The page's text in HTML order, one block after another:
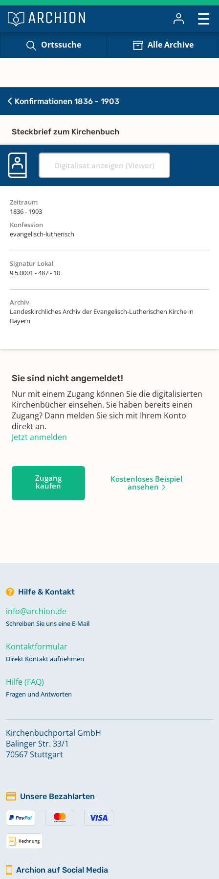
Ortssuche Alle Archive
Konfirmationen 1836 - 1903
Steckbrief zum Kirchenbuch
Digitalisat anzeigen (Viewer)
Zeitraum
1836 - 1903
Konfession
evangelisch-lutherisch
Signatur Lokal
9.5.0001 - 487 - 10
Archiv
Landeskirchliches Archiv der Evangelisch-Lutherischen Kirche in
Bayern
Sie sind nicht angemeldet!
Nur mit einem Zugang können Sie die digitalisierten
Kirchenbücher einsehen. Sie haben bereits einen
Zugang? Dann melden Sie sich mit Ihrem Konto
direkt an.
Jetzt anmelden
Zugang
kaufen
Kostenloses Beispiel
ansehen
Hilfe & Kontakt
info@archion.de
Schreiben Sie uns eine E-Mail
Kontaktformular
Direkt Kontakt aufnehmen
Hilfe (FAQ)
Fragen und Antworten
Kirchenbuchportal GmbH
Balinger Str. 33/1
70567 Stuttgart
Unsere Bezahlarten
Archion auf Social Media